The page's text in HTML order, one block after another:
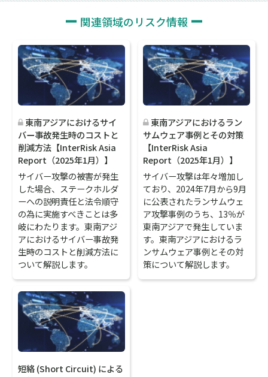
関連領域のリスク情報
東南アジアにおけるサイ
バー事故発生時のコストと
削減方法【InterRisk Asia
Report（2025年1月）】
サイバー攻撃の被害が発生
した場合、ステークホルダ
ーへの説明責任と法令順守
の為に実施すべきことは多
岐にわたります。東南アジ
アにおけるサイバー事故発
生時のコストと削減方法に
ついて解説します。
東南アジアにおけるラン
サムウェア事例とその対策
【InterRisk Asia
Report（2025年1月）】
サイバー攻撃は年々増加し
ており、2024年7月から9月
に公表されたランサムウェ
ア攻撃事例のうち、13％が
東南アジアで発生していま
す。東南アジアにおけるラ
ンサムウェア事例とその対
策について解説します。
短絡 (Short Circuit) による